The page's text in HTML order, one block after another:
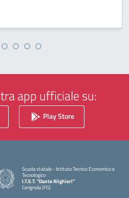
app ufficiale su:
Play Store
Scuola statale - Istituto Tecnico Economico e
Tecnologico
I.T.E.T. "Dante Alighieri"
Cerignola (FG)
— Visita la pagina iniziale della scuola